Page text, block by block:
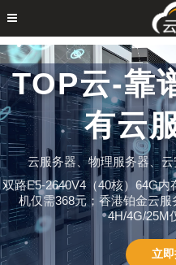
TOP云-靠
有云
云服务器、物理服务器、
双路E5-2640V4（40核）64G
机仅需368元；香港铂金云服
4H/4G/25M
立